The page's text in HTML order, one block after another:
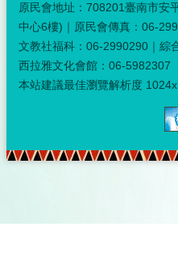
原民會地址：708201臺南市安
中心6樓)｜原民會傳真：06-
文教社福科：06-2990290｜綜
西拉雅文化會館：06-5982307
本站建議最佳瀏覽解析度